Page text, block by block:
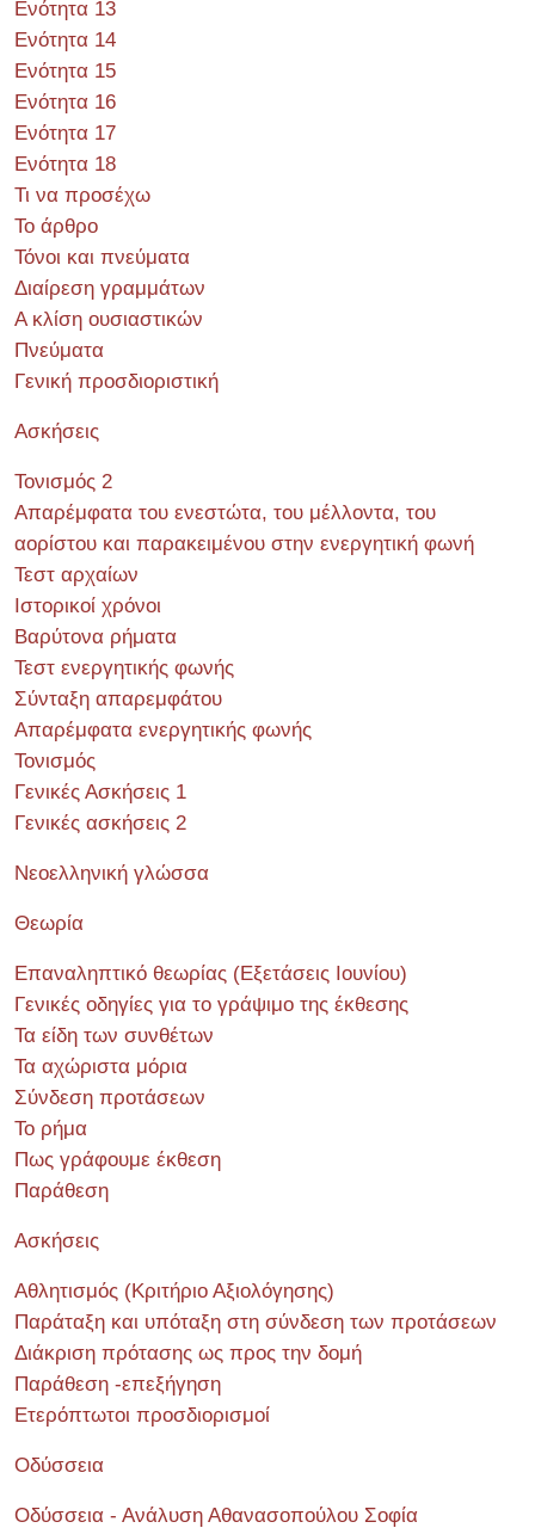
Ενότητα 13
Ενότητα 14
Ενότητα 15
Ενότητα 16
Ενότητα 17
Ενότητα 18
Τι να προσέχω
Το άρθρο
Τόνοι και πνεύματα
Διαίρεση γραμμάτων
Α κλίση ουσιαστικών
Πνεύματα
Γενική προσδιοριστική
Ασκήσεις
Τονισμός 2
Απαρέμφατα του ενεστώτα, του μέλλοντα, του
αορίστου και παρακειμένου στην ενεργητική φωνή
Τεστ αρχαίων
Ιστορικοί χρόνοι
Βαρύτονα ρήματα
Τεστ ενεργητικής φωνής
Σύνταξη απαρεμφάτου
Απαρέμφατα ενεργητικής φωνής
Τονισμός
Γενικές Ασκήσεις 1
Γενικές ασκήσεις 2
Νεοελληνική γλώσσα
Θεωρία
Επαναληπτικό θεωρίας (Εξετάσεις Ιουνίου)
Γενικές οδηγίες για το γράψιμο της έκθεσης
Τα είδη των συνθέτων
Τα αχώριστα μόρια
Σύνδεση προτάσεων
Το ρήμα
Πως γράφουμε έκθεση
Παράθεση
Ασκήσεις
Αθλητισμός (Κριτήριο Αξιολόγησης)
Παράταξη και υπόταξη στη σύνδεση των προτάσεων
Διάκριση πρότασης ως προς την δομή
Παράθεση -επεξήγηση
Ετερόπτωτοι προσδιορισμοί
Οδύσσεια
Οδύσσεια - Ανάλυση Αθανασοπούλου Σοφία